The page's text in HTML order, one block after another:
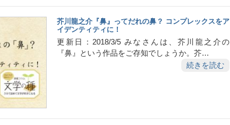
芥川龍之介『鼻』ってだれの鼻？ コンプレックスをア
イデンティティに！
更新日：2018/3/5 みなさんは、芥川龍之介の
『鼻』という作品をご存知でしょうか。芥…
続きを読む